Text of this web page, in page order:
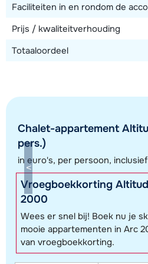
Toon alle accommodaties in
Deze kaart geeft een indicatie van de
exacte locatie kan enigszins afwijken.
Faciliteiten in en rondom de
Prijs / kwaliteitverhouding
Totaaloordeel
Chalet-appartement
pers.)
in euro's, per persoon,
Vroegboekkorting
2000
Wees er snel bij! Boek nu je
mooie appartementen in Arc
van vroegboekkorting.